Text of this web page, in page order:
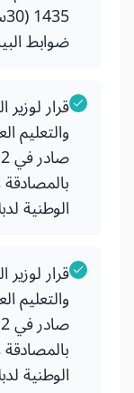
ضوابط
قرار لوزير
الوطنية
قرار لوزير
الوطنية